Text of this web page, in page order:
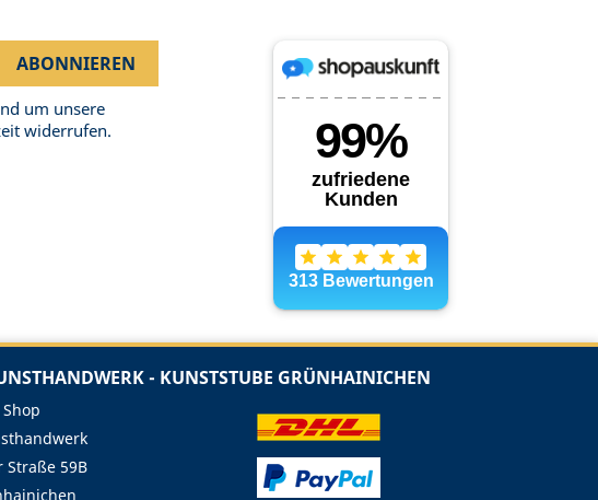
um unsere
widerrufen.
- KUNSTSTUBE GRÜNHAINICHEN
Straße 59B